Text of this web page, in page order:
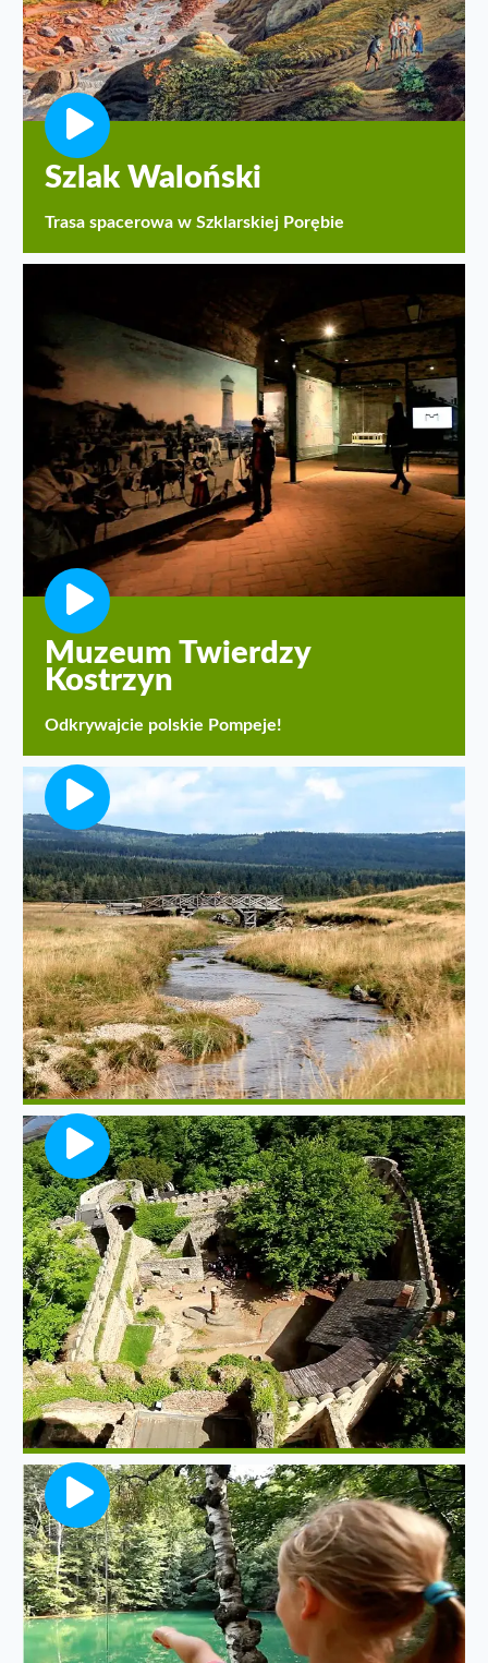
Szlak Waloński
Trasa spacerowa w Szklarskiej Porębie
Muzeum Twierdzy
Kostrzyn
Odkrywajcie polskie Pompeje!
Chatka Górzystów
Najpiękniejsza z wypraw w Góry Izerskie
Zamek Chojnik
Jeden z dziesięciu najciekawszych,
średniowiecznych zamków w Polsce
Kolorowe Jeziorka
Z elitarnej listy cudów Polski